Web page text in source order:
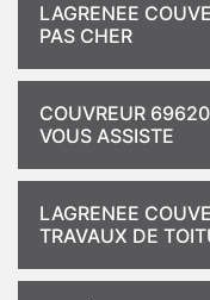
LAGRENEE
PAS CHER
COUVREUR
VOUS ASSISTE
LAGRENEE
TRAVAUX DE